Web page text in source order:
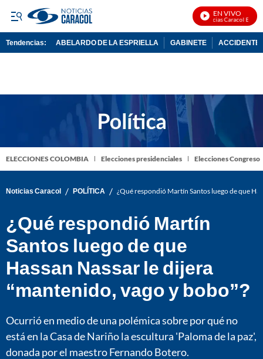
EN VIVO
Noticias Caracol En Vivo
Tendencias: ABELARDO DE LA ESPRIELLA GABINETE ACCIDENTE
ELECCIONES COLOMBIA Elecciones presidenciales Elecciones Congreso
Noticias Caracol / POLÍTICA / ¿Qué respondió Martín Santos luego de que
¿Qué respondió Martín
Santos luego de que
Hassan Nassar le dijera
“mantenido, vago y bobo”?
Ocurrió en medio de una polémica sobre por qué no
está en la Casa de Nariño la escultura 'Paloma de la paz',
donada por el maestro Fernando Botero.